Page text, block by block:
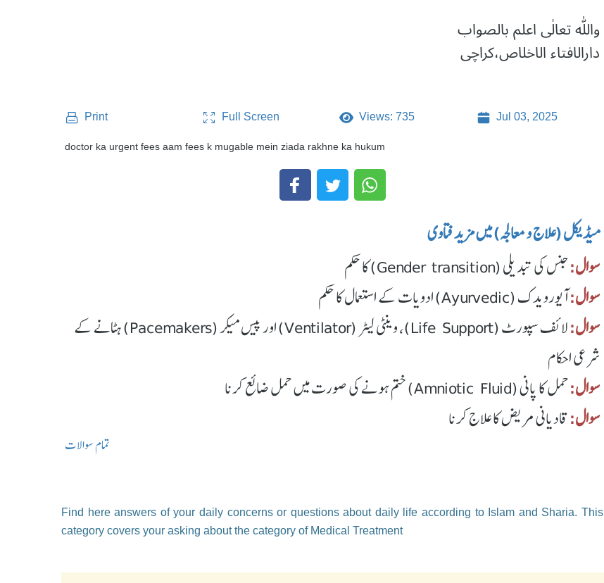
واللّٰه تعالٰی اعلم بالصواب
دارالافتاء الاخلاص،کراچی
Print Full Screen Views: 735 Jul 03, 2025
doctor ka urgent fees aam fees k mugable mein ziada rakhne ka hukum
میڈیکل (علاج و معالجہ) میں مزید فتاوی
سوال:جنس کی تبدیلی (Gender transition) کا حکم
سوال:آیورویدک (Ayurvedic) ادویات کے استعمال کا حکم
سوال:
لائف سپورٹ (Life Support)، وینٹی لیٹر (Ventilator) اور پیس میکر (Pacemakers) ہٹانے کے
شرعی احکام
سوال:حمل کا پانی (Amniotic Fluid) ختم ہونے کی صورت میں حمل ضائع کرنا
سوال:قادیانی مریض کا علاج کرنا
تمام سوالات
Find here answers of your daily concerns or questions about daily life according to Islam and Sharia. This
category covers your asking about the category of Medical Treatment